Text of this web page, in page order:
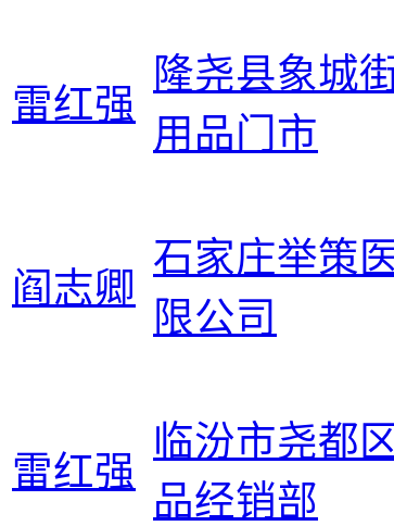
雷红强
隆尧县象城
用品门市
阎志卿
石家庄举策
限公司
雷红强
临汾市尧都
品经销部